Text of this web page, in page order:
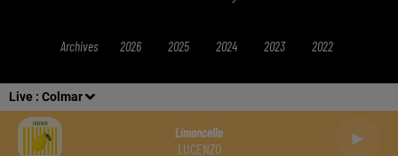
Live : Colmar
Limoncello
LUCENZO
Archives 2026 2025 2024 2023 2022